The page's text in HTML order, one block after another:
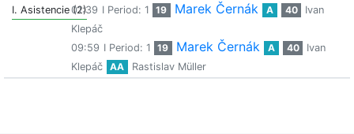
I. Asistencie (2)
01:39 I Period: 1 19 Marek Černák A 40
Ivan
Klepáč
09:59 I Period: 1 19 Marek Černák A 40
Ivan
Klepáč
AA Rastislav Müller